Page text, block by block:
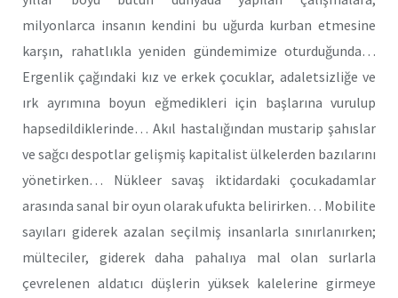
milyonlarca insanın kendini bu uğurda kurban etmesine
karşın, rahatlıkla yeniden gündemimize oturduğunda…
Ergenlik çağındaki kız ve erkek çocuklar, adaletsizliğe ve
ırk ayrımına boyun eğmedikleri için başlarına vurulup
hapsedildiklerinde… Akıl hastalığından mustarip şahıslar
ve sağcı despotlar gelişmiş kapitalist ülkelerden bazılarını
yönetirken… Nükleer savaş iktidardaki çocukadamlar
arasında sanal bir oyun olarak ufukta belirirken… Mobilite
sayıları giderek azalan seçilmiş insanlarla sınırlanırken;
mülteciler, giderek daha pahalıya mal olan surlarla
çevrelenen aldatıcı düşlerin yüksek kalelerine girmeye